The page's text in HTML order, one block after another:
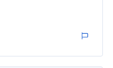
gekommen. Das
und gut. Für eine
direkt in Düsseldorf